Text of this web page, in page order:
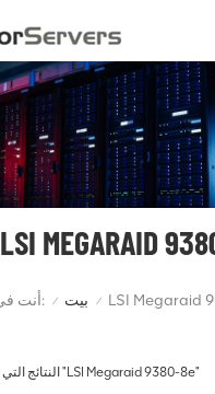
LSI MEGARAID
أنت في: / بيت / LSI Megaraid
1 النتائج التي تم العثور عليها ل "LSI Megaraid 9380-8e"